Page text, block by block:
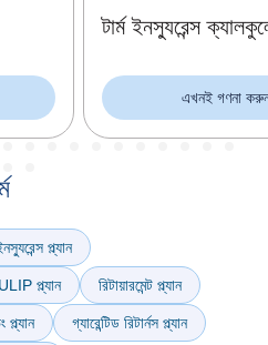
টার্ম ইনস্যুরেন্স
এখনই গণনা
প্ল্যান
ULIP প্ল্যান রিটায়ারমেন্ট প্ল্যান
প্ল্যান গ্যারেন্টিড রিটার্নস প্ল্যান